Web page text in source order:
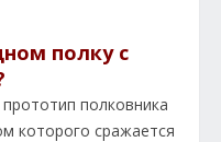
полку с
полковника
которого сражается